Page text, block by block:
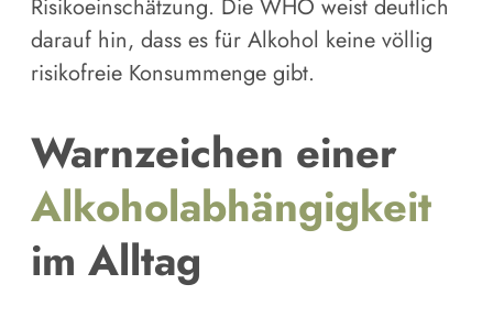
Risikoeinschätzung. Die WHO weist deutlich
darauf hin, dass es für Alkohol keine völlig
risikofreie Konsummenge gibt.
Warnzeichen einer
Alkoholabhängigkeit
im Alltag